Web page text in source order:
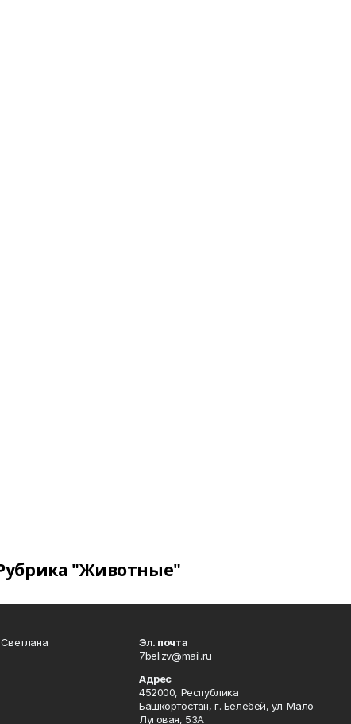
"Животные"
Эл. почта
7belizv@mail.ru
Адрес
452000, Республика
Башкортостан, г. Белебей, ул. Мало
Луговая, 53А